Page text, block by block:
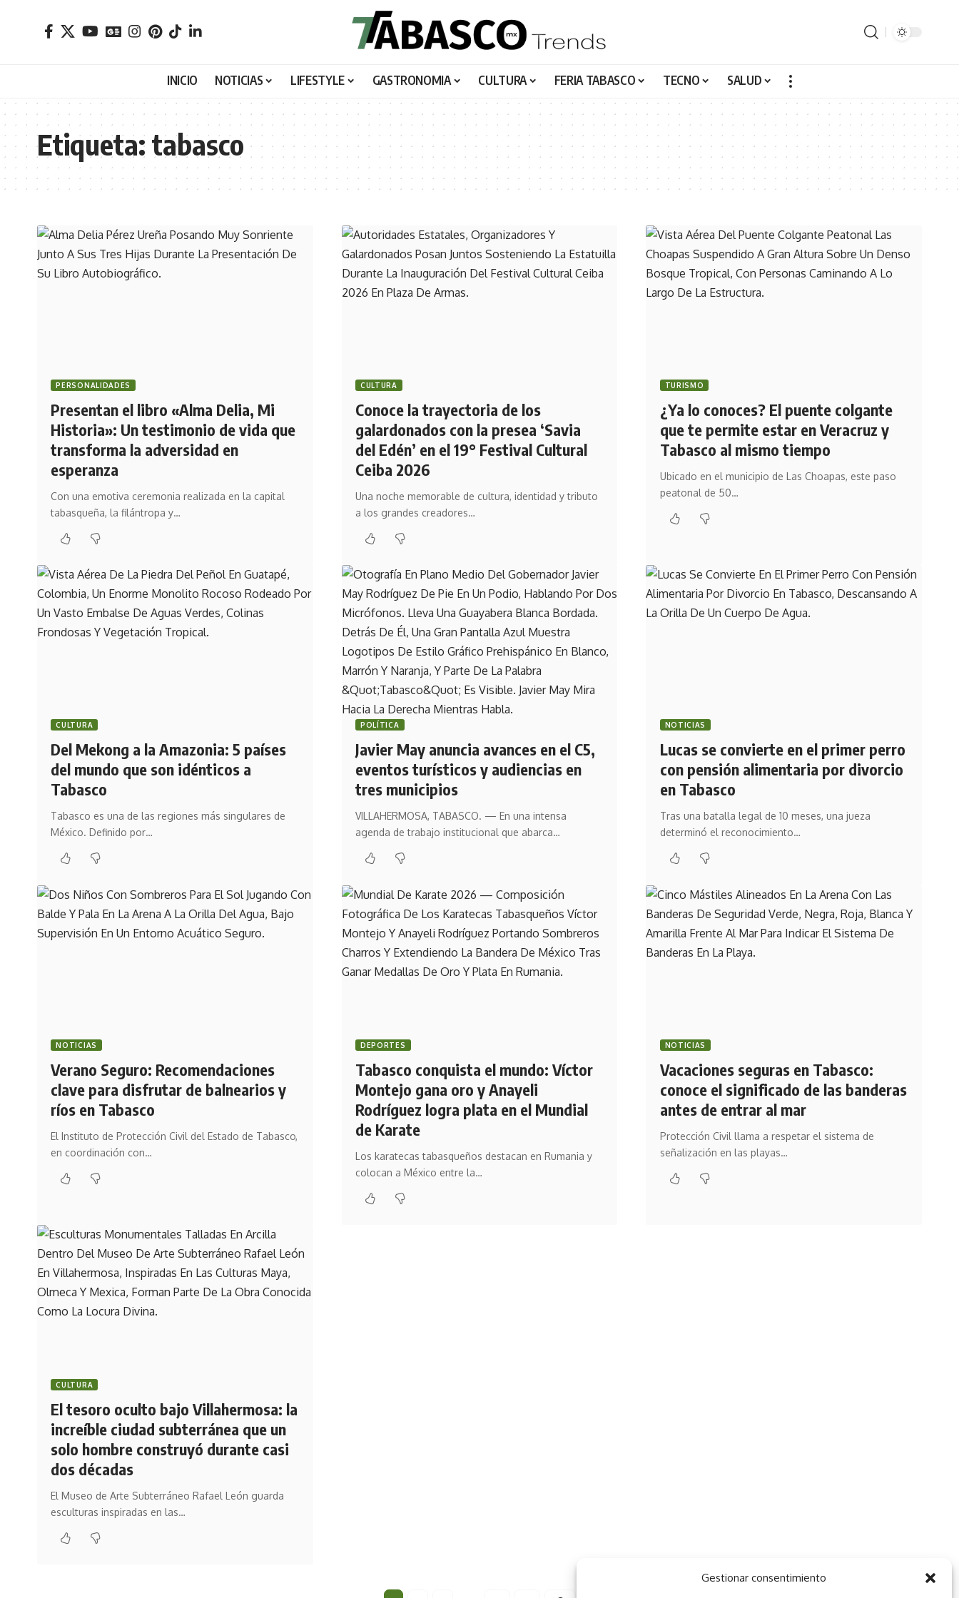
Gestionar consentimiento
INICIO NOTICIAS LIFESTYLE GASTRONOMIA CULTURA FERIA TABASCO TECNO SALUD
Etiqueta: tabasco
PERSONALIDADES
Presentan el libro «Alma Delia, Mi
Historia»: Un testimonio de vida que
transforma la adversidad en
esperanza
Con una emotiva ceremonia realizada en la capital
tabasqueña, la filántropa y…
CULTURA
Conoce la trayectoria de los
galardonados con la presea ‘Savia
del Edén’ en el 19° Festival Cultural
Ceiba 2026
Una noche memorable de cultura, identidad y tributo
a los grandes creadores…
TURISMO
¿Ya lo conoces? El puente colgante
que te permite estar en Veracruz y
Tabasco al mismo tiempo
Ubicado en el municipio de Las Choapas, este paso
peatonal de 50…
CULTURA
Del Mekong a la Amazonia: 5 países
del mundo que son idénticos a
Tabasco
Tabasco es una de las regiones más singulares de
México. Definido por…
POLÍTICA
Javier May anuncia avances en el C5,
eventos turísticos y audiencias en
tres municipios
VILLAHERMOSA, TABASCO. — En una intensa
agenda de trabajo institucional que abarca…
NOTICIAS
Lucas se convierte en el primer perro
con pensión alimentaria por divorcio
en Tabasco
Tras una batalla legal de 10 meses, una jueza
determinó el reconocimiento…
NOTICIAS
Verano Seguro: Recomendaciones
clave para disfrutar de balnearios y
ríos en Tabasco
El Instituto de Protección Civil del Estado de Tabasco,
en coordinación con…
DEPORTES
Tabasco conquista el mundo: Víctor
Montejo gana oro y Anayeli
Rodríguez logra plata en el Mundial
de Karate
Los karatecas tabasqueños destacan en Rumania y
colocan a México entre la…
NOTICIAS
Vacaciones seguras en Tabasco:
conoce el significado de las banderas
antes de entrar al mar
Protección Civil llama a respetar el sistema de
señalización en las playas…
CULTURA
El tesoro oculto bajo Villahermosa: la
increíble ciudad subterránea que un
solo hombre construyó durante casi
dos décadas
El Museo de Arte Subterráneo Rafael León guarda
esculturas inspiradas en las…